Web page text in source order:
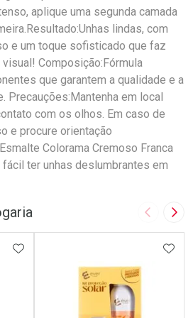
aplique uma segunda camada
lindas, com
e um toque sofisticado que faz
Composição:Fórmula
que garantem a qualidade e a
Precauções:Mantenha em local
com os olhos. Em caso de
e procure orientação
Colorama Cremoso Franca
ter unhas deslumbrantes em
Imagem
ADICIONAR AOS FAVORITOS